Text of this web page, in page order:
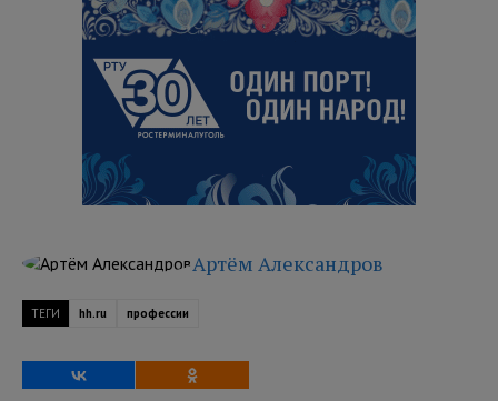
Артём Александров
ТЕГИ hh.ru профессии